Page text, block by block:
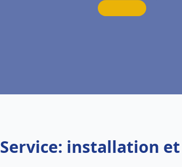
Service: installation